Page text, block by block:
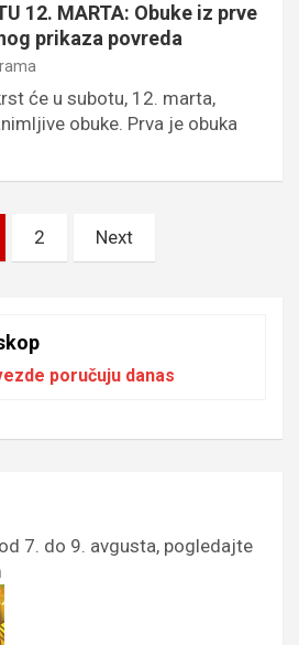
12. MARTA: Obuke iz prve
prikaza povreda
će u subotu, 12. marta,
obuke. Prva je obuka
2 Next
poručuju danas
7. do 9. avgusta, pogledajte